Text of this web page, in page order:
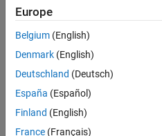
correspondant
à vos
critères
de
recherche.
Vous
pouvez
élargir
Europe
Belgium (English)
Denmark (English)
Deutschland (Deutsch)
España (Español)
Finland (English)
France (Français)